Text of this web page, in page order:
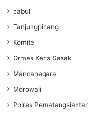
cabul
Tanjungpinang
Komite
Ormas Keris Sasak
Mancanegara
Morowali
Polres Pematangsiantar